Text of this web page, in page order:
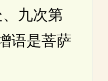
九次第
语是菩萨